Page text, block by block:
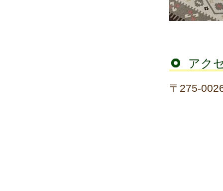
アク
〒275-